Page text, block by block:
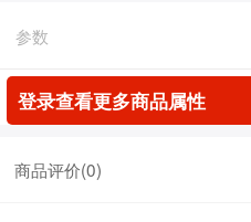
参数
登录查看更多商品属性
商品评价(0)